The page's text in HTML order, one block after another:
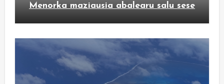
Menorka maziausia abalearu salu sese